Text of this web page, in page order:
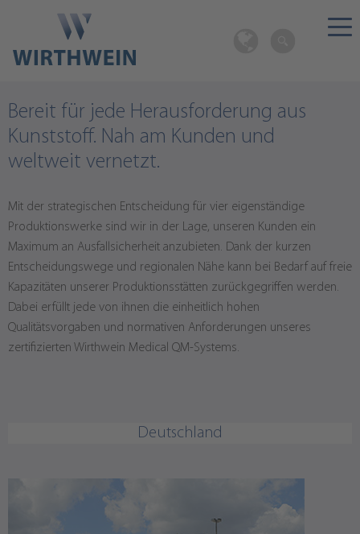
Bereit für jede Herausforderung aus
Kunststoff. Nah am Kunden und
weltweit vernetzt.
Mit der strategischen Entscheidung für vier eigenständige
Produktionswerke sind wir in der Lage, unseren Kunden ein
Maximum an Ausfallsicherheit anzubieten. Dank der kurzen
Entscheidungswege und regionalen Nähe kann bei Bedarf auf freie
Kapazitäten unserer Produktionsstätten zurückgegriffen werden.
Dabei erfüllt jede von ihnen die einheitlich hohen
Qualitätsvorgaben und normativen Anforderungen unseres
zertifizierten Wirthwein Medical QM-Systems.
Deutschland